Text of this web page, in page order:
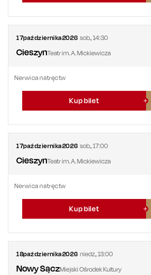
17października2026 sob.,14:30
CieszynTeatr im. A. Mickiewicza
Nerwica natręctw
Kup bilet
17października2026 sob.,17:00
CieszynTeatr im. A. Mickiewicza
Nerwica natręctw
Kup bilet
18października2026 niedz.,13:00
Nowy SączMiejski Ośrodek Kultury